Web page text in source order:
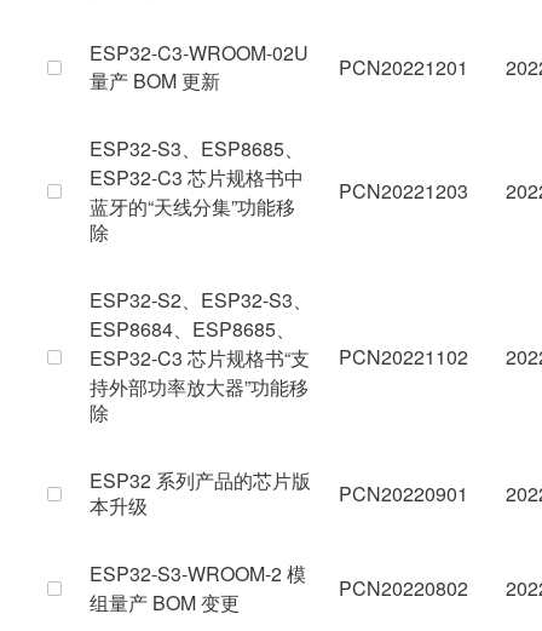
ESP32-C3-WROOM-02U
量产 BOM 更新
PCN20221201
ESP32-S3、ESP8685、
ESP32-C3 芯片规格书中
蓝牙的“天线分集”功能移
除
PCN20221203
ESP32-S2、ESP32-S3、
ESP8684、ESP8685、
ESP32-C3 芯片规格书“支
持外部功率放大器”功能移
除
PCN20221102
ESP32 系列产品的芯片版
本升级
PCN20220901
ESP32-S3-WROOM-2 模
组量产 BOM 变更
PCN20220802